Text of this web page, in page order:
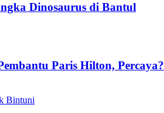
Dinosaurus di Bantul
Paris Hilton, Percaya?